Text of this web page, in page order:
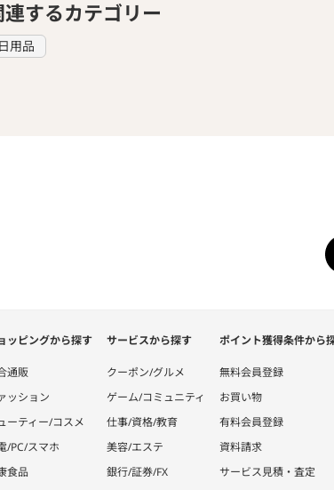
連するカテゴリー
日用品
ッピングから探す
通販
ッション
ーティー/コスメ
/PC/スマホ
食品
サービスから探す
クーポン/グルメ
ゲーム/コミュニティ
仕事/資格/教育
美容/エステ
銀行/証券/FX
ポイント獲得条件から
無料会員登録
お買い物
有料会員登録
資料請求
サービス見積・査定